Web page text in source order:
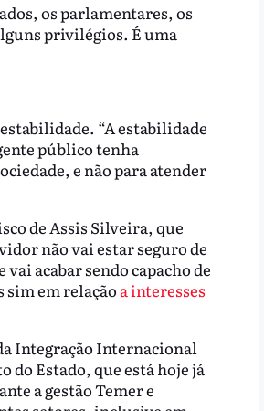
os parlamentares, os
privilégios. É uma
“A estabilidade
público tenha
e não para atender
de Assis Silveira, que
não vai estar seguro de
acabar sendo capacho de
sim em relação a interesses
Integração Internacional
Estado, que está hoje já
a gestão Temer e